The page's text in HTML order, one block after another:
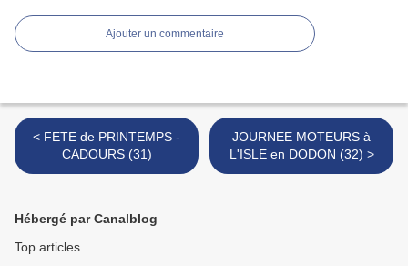
Ajouter un commentaire
< FETE de PRINTEMPS -
CADOURS (31)
JOURNEE MOTEURS à
L'ISLE en DODON (32) >
Hébergé par Canalblog
Top articles